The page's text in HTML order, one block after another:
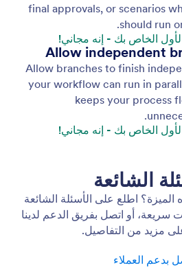
final approvals, or scenarios
should run
الخاص بك - إنه مجاني!
Allow independent
Allow branches to finish
your workflow can run in
keeps your process
الخاص بك - إنه مجاني!
الشائعة
اطلع على الأسئلة الشائعة
سريعة، أو اتصل بفريق الدعم لدينا
مزيد من التفاصيل.
بدعم العملاء